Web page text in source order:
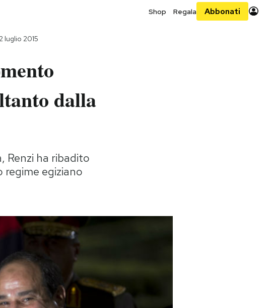
Shop Regala Abbonati
luglio 2015
dalla
Renzi ha ribadito
egiziano